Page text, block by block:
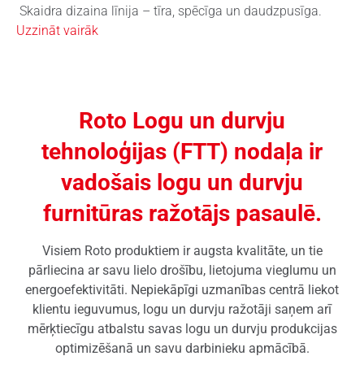
Skaidra dizaina līnija – tīra, spēcīga un daudzpusīga.
Uzzināt vairāk
Roto Logu un durvju
tehnoloģijas (FTT) nodaļa ir
vadošais logu un durvju
furnitūras ražotājs pasaulē.
Visiem Roto produktiem ir augsta kvalitāte, un tie
pārliecina ar savu lielo drošību, lietojuma vieglumu un
energoefektivitāti. Nepiekāpīgi uzmanības centrā liekot
klientu ieguvumus, logu un durvju ražotāji saņem arī
mērķtiecīgu atbalstu savas logu un durvju produkcijas
optimizēšanā un savu darbinieku apmācībā.